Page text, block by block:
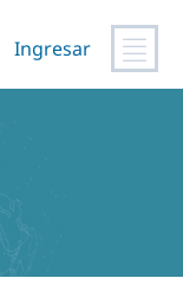
Ingresar